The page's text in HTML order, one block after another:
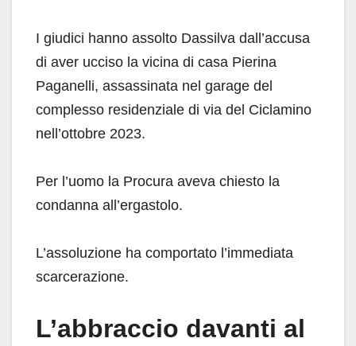
I giudici hanno assolto Dassilva dall’accusa
di aver ucciso la vicina di casa Pierina
Paganelli, assassinata nel garage del
complesso residenziale di via del Ciclamino
nell’ottobre 2023.
Per l’uomo la Procura aveva chiesto la
condanna all’ergastolo.
L’assoluzione ha comportato l’immediata
scarcerazione.
L’abbraccio davanti al